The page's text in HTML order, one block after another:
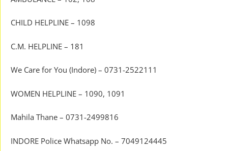
CHILD HELPLINE – 1098
C.M. HELPLINE – 181
We Care for You (Indore) – 0731-2522111
WOMEN HELPLINE – 1090, 1091
Mahila Thane – 0731-2499816
INDORE Police Whatsapp No. – 7049124445